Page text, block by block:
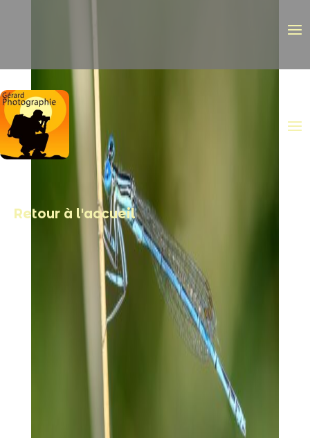
Retour à l'accueil